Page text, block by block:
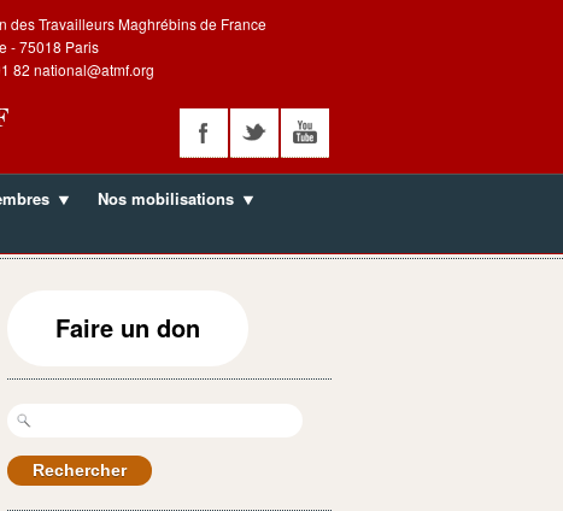
des Travailleurs Maghrébins de France
- 75018 Paris
82 national@atmf.org
Nos mobilisations
Faire un don
Rechercher :